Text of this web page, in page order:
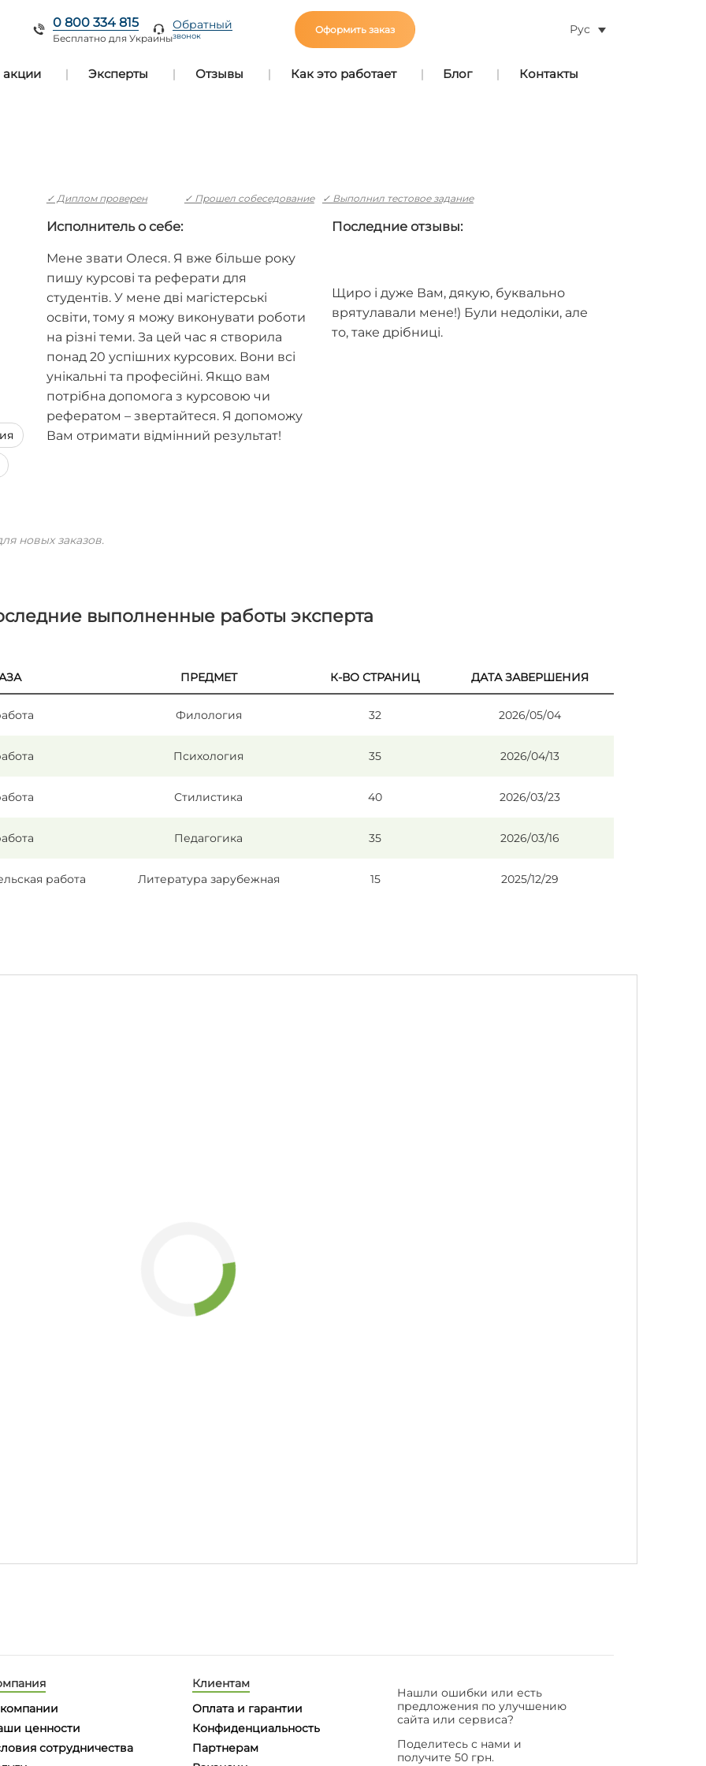
0 800 334 815
Бесплатно для Украины
Обратный
звонок
Оформить заказ Рус
акции Эксперты Отзывы Как это работает Блог Контакты
✓ Диплом проверен ✓ Прошел собеседование ✓ Выполнил тестовое задание
Исполнитель о себе:
Мене звати Олеся. Я вже більше року
пишу курсові та реферати для
студентів. У мене дві магістерські
освіти, тому я можу виконувати роботи
на різні теми. За цей час я створила
понад 20 успішних курсових. Вони всі
унікальні та професійні. Якщо вам
потрібна допомога з курсовою чи
рефератом – звертайтеся. Я допоможу
Вам отримати відмінний результат!
Последние отзывы:
Щиро і дуже Вам, дякую, буквально
врятулавали мене!) Були недоліки, але
то, таке дрібниці.
новых заказов.
выполненные работы эксперта
ПРЕДМЕТ К-ВО СТРАНИЦ ДАТА ЗАВЕРШЕНИЯ
Филология 32 2026/05/04
Психология 35 2026/04/13
Стилистика 40 2026/03/23
Педагогика 35 2026/03/16
работа Литература зарубежная 15 2025/12/29
ценности
сотрудничества
Клиентам
Оплата и гарантии
Конфиденциальность
Партнерам
Нашли ошибки или есть
предложения по улучшению
сайта или сервиса?
Поделитесь с нами и
получите 50 грн.